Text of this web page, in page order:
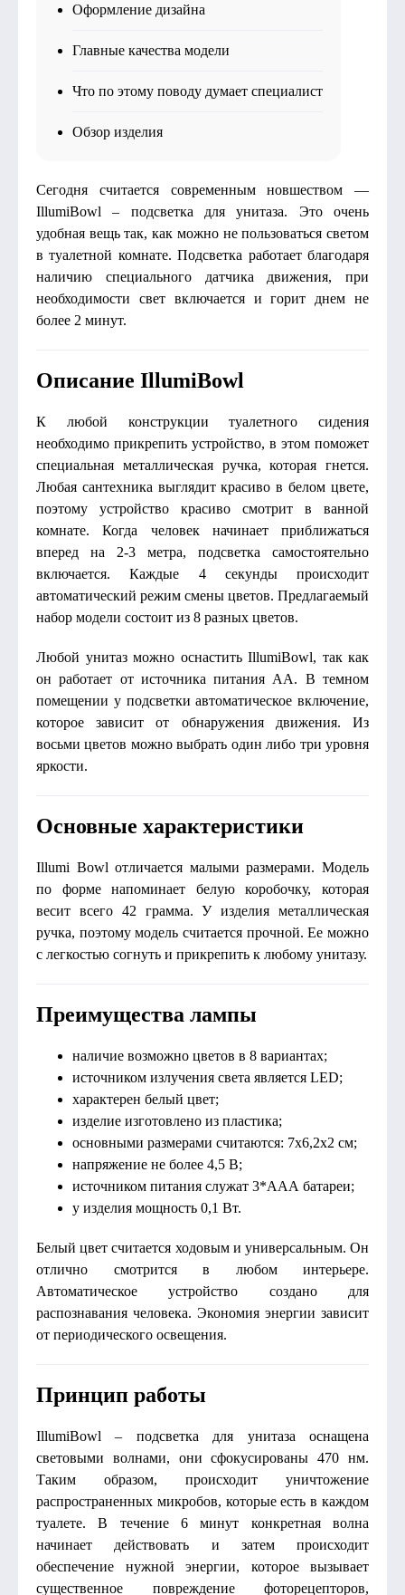
Оформление дизайна
Главные качества модели
Что по этому поводу думает специалист
Обзор изделия
Сегодня считается современным новшеством —
IllumiBowl – подсветка для унитаза. Это очень
удобная вещь так, как можно не пользоваться светом
в туалетной комнате. Подсветка работает благодаря
наличию специального датчика движения, при
необходимости свет включается и горит днем не
более 2 минут.
Описание IllumiBowl
К любой конструкции туалетного сидения
необходимо прикрепить устройство, в этом поможет
специальная металлическая ручка, которая гнется.
Любая сантехника выглядит красиво в белом цвете,
поэтому устройство красиво смотрит в ванной
комнате. Когда человек начинает приближаться
вперед на 2-3 метра, подсветка самостоятельно
включается. Каждые 4 секунды происходит
автоматический режим смены цветов. Предлагаемый
набор модели состоит из 8 разных цветов.
Любой унитаз можно оснастить IllumiBowl, так как
он работает от источника питания АА. В темном
помещении у подсветки автоматическое включение,
которое зависит от обнаружения движения. Из
восьми цветов можно выбрать один либо три уровня
яркости.
Основные характеристики
Illumi Bowl отличается малыми размерами. Модель
по форме напоминает белую коробочку, которая
весит всего 42 грамма. У изделия металлическая
ручка, поэтому модель считается прочной. Ее можно
с легкостью согнуть и прикрепить к любому унитазу.
Преимущества лампы
наличие возможно цветов в 8 вариантах;
источником излучения света является LED;
характерен белый цвет;
изделие изготовлено из пластика;
основными размерами считаются: 7х6,2х2 см;
напряжение не более 4,5 В;
источником питания служат 3*ААА батареи;
у изделия мощность 0,1 Вт.
Белый цвет считается ходовым и универсальным. Он
отлично смотрится в любом интерьере.
Автоматическое устройство создано для
распознавания человека. Экономия энергии зависит
от периодического освещения.
Принцип работы
IllumiBowl – подсветка для унитаза оснащена
световыми волнами, они сфокусированы 470 нм.
Таким образом, происходит уничтожение
распространенных микробов, которые есть в каждом
туалете. В течение 6 минут конкретная волна
начинает действовать и затем происходит
обеспечение нужной энергии, которое вызывает
существенное повреждение фоторецепторов,